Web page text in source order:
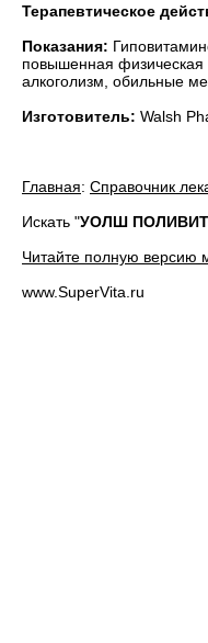
Терапевтическое
Показания:
повышенная физическая
алкоголизм, обильные
Изготовитель: Walsh
Главная: Справочник
Искать "УОЛШ
Читайте полную версию
www.SuperVita.ru